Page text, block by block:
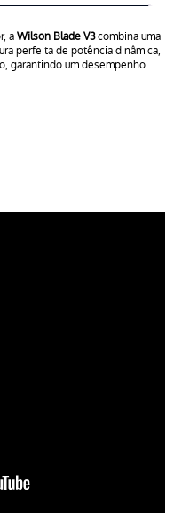
aWilson Blade V3combina uma
perfeita de potência dinâmica,
garantindo um desempenho